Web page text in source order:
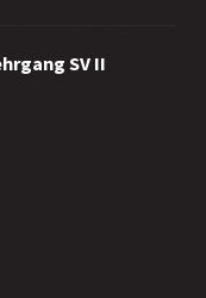
SV II